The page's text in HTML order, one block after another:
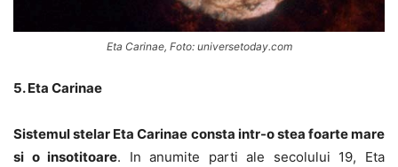
Eta Carinae, Foto: universetoday.com
5. Eta Carinae
Sistemul stelar Eta Carinae consta intr-o stea foarte mare
si o insotitoare. In anumite parti ale secolului 19, Eta